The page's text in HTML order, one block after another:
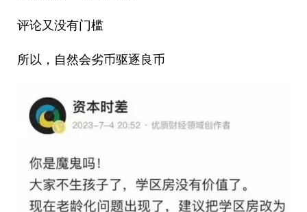
评论又没有门槛
所以，自然会劣币驱逐良币